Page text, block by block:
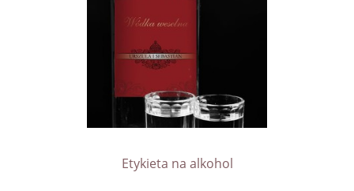
Etykieta na alkohol